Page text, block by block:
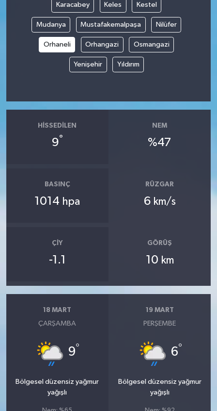
Karacabey Keles Kestel
Mudanya Mustafakemalpaşa Nilüfer
Orhaneli Orhangazi Osmangazi
Yenişehir Yıldırım
HISSEDILEN
9°
NEM
%47
BASINÇ
1014 hpa
RÜZGAR
6 km/s
ÇIY
-1.1
GÖRÜŞ
10 km
18 MART
ÇARŞAMBA
9°
Bölgesel düzensiz yağmur
yağışlı
19 MART
PERŞEMBE
6°
Bölgesel düzensiz yağmur
yağışlı